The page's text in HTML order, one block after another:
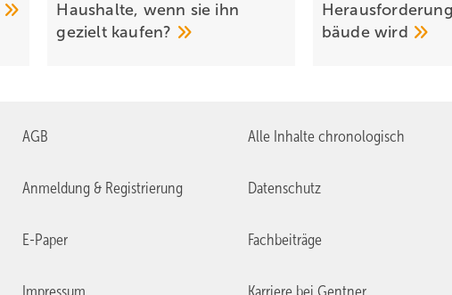
Haushalte, wenn sie ihn
gezielt kaufen?
bäudewird
AGB Alle Inhalte chronologisch
Anmeldung & Registrierung Datenschutz
E-Paper Fachbeiträge